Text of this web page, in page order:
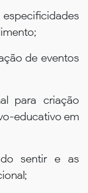
de eventos
para criação
educativo em
do sentir e as